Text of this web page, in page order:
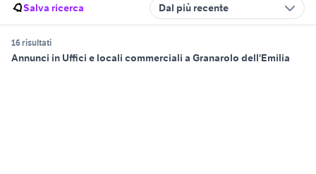
Salva ricerca Dal più recente
16 risultati
Annunci in Uffici e locali commerciali a Granarolo dell'Emilia